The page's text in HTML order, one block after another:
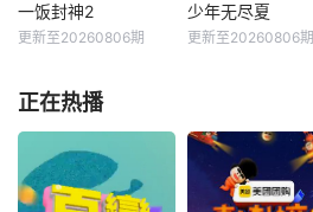
一饭封神2
更新至20260806期
少年无尽夏
更新至20260806期
正在热播